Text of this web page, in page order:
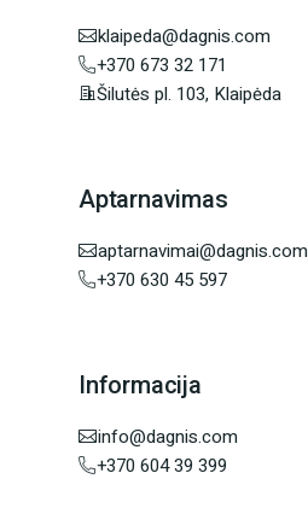
klaipeda@dagnis.com
+370 673 32 171
Šilutės pl. 103, Klaipėda
Aptarnavimas
aptarnavimai@dagnis.com
+370 630 45 597
Informacija
info@dagnis.com
+370 604 39 399